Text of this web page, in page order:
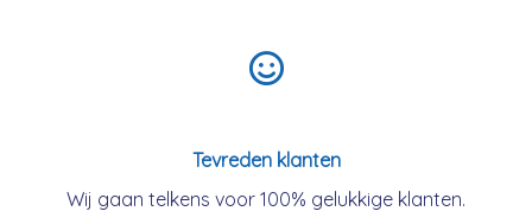
Tevreden klanten
Wij gaan telkens voor 100% gelukkige klanten.